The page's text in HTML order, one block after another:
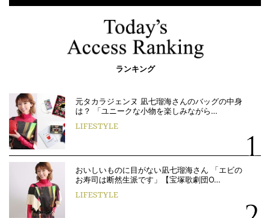
ランキング
元タカラジェンヌ 凪七瑠海さんのバッグの中身
は？ 「ユニークな小物を楽しみながら…
LIFESTYLE
おいしいものに目がない凪七瑠海さん 「エビの
お寿司は断然生派です」【宝塚歌劇団O…
LIFESTYLE